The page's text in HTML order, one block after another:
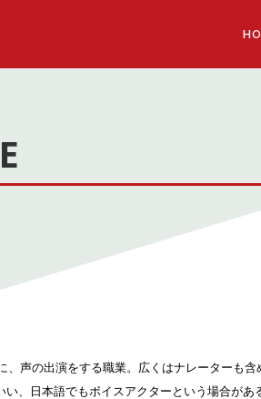
声の出演をする職業。広くはナレーターも
、日本語でもボイスアクターという場合があ